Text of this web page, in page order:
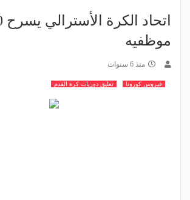
موظفيه
منذ 6 سنوات
فيروس كورونا تعليق دوريات كرة القدم